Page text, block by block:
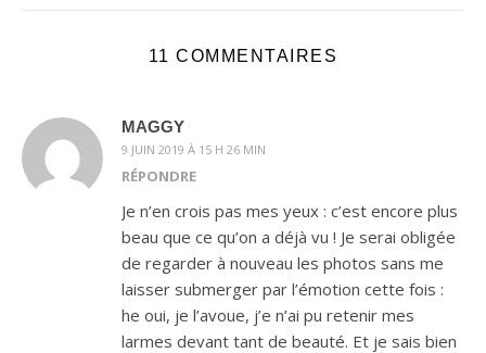
11 COMMENTAIRES
MAGGY
9 JUIN 2019 À 15 H 26 MIN
RÉPONDRE
Je n’en crois pas mes yeux : c’est encore plus
beau que ce qu’on a déjà vu ! Je serai obligée
de regarder à nouveau les photos sans me
laisser submerger par l’émotion cette fois :
he oui, je l’avoue, j’e n’ai pu retenir mes
larmes devant tant de beauté. Et je sais bien